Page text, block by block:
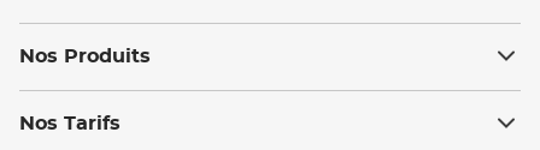
Nos Produits
Nos Tarifs